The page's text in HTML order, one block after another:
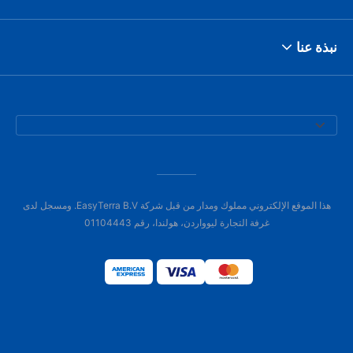
نبذة عنا
هذا الموقع الإلكتروني مملوك ومدار من قبل شركة EasyTerra B.V. ومسجل لدى
غرفة التجارة ليوواردن، هولندا، رقم 01104443